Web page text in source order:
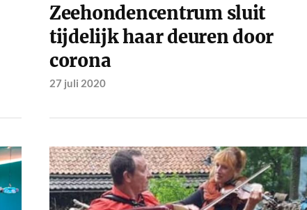
Zeehondencentrum sluit
tijdelijk haar deuren door
corona
27 juli 2020